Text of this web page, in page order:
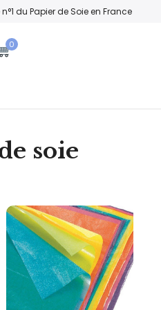
du Papier de Soie en France
0
soie